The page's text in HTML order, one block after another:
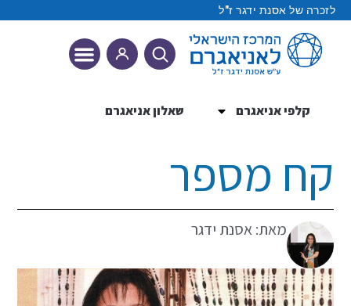
לזכרה של אסנת ידגר ז"ל
קלפי אניאגרם שאלון אניאגרם
קח מספר
מאת: אסנת ידגר